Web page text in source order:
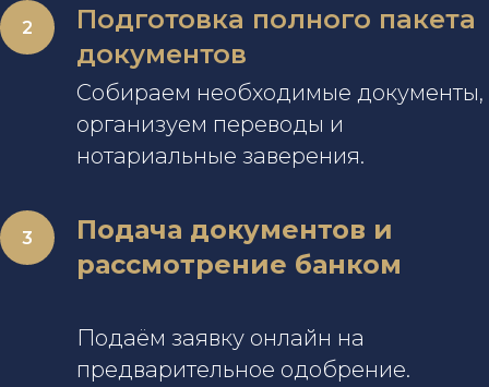
Подготовка полного пакета
документов
Собираем необходимые документы,
организуем переводы и
нотариальные заверения.
Подача документов и
рассмотрение банком
Подаём заявку онлайн на
предварительное одобрение.